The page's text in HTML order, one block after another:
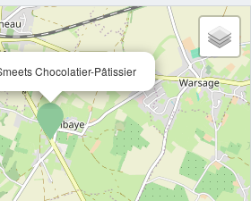
Chocolatier-Pâtissier